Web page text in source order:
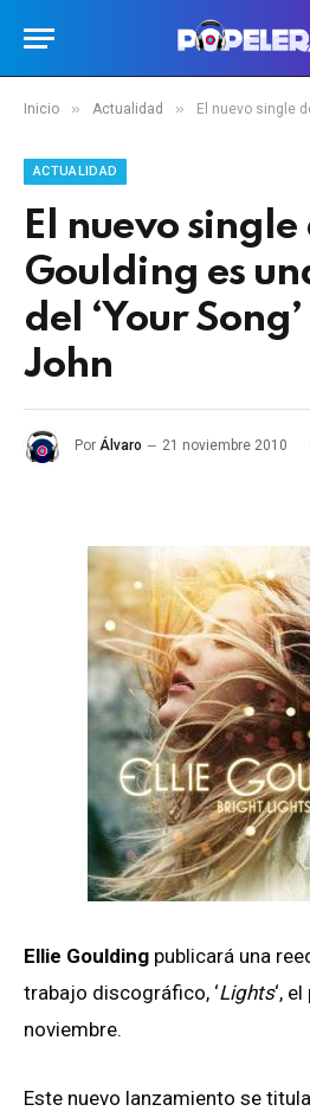
Inicio » Actualidad » El nuevo single de Ellie
ACTUALIDAD
El nuevo single
Goulding es
del ‘Your
John
Por Álvaro 21 noviembre 2010
Ellie Goulding publicará una
trabajo discográfico, ‘Lights‘,
noviembre.
Este nuevo lanzamiento se